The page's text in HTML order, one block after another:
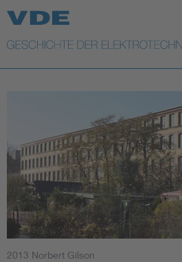
Top Themen
Weitere Themen
2013 Norbert Gilson